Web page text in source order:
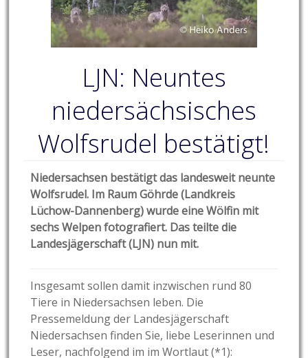
LJN: Neuntes
niedersächsisches
Wolfsrudel bestätigt!
Niedersachsen bestätigt das landesweit neunte
Wolfsrudel. Im Raum Göhrde (Landkreis
Lüchow-Dannenberg) wurde eine Wölfin mit
sechs Welpen fotografiert. Das teilte die
Landesjägerschaft (LJN) nun mit.
Insgesamt sollen damit inzwischen rund 80
Tiere in Niedersachsen leben. Die
Pressemeldung der Landesjägerschaft
Niedersachsen finden Sie, liebe Leserinnen und
Leser, nachfolgend im im Wortlaut (*1):